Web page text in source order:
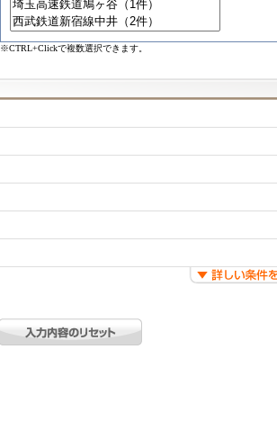
※CTRL+Clickで複数選択できます。